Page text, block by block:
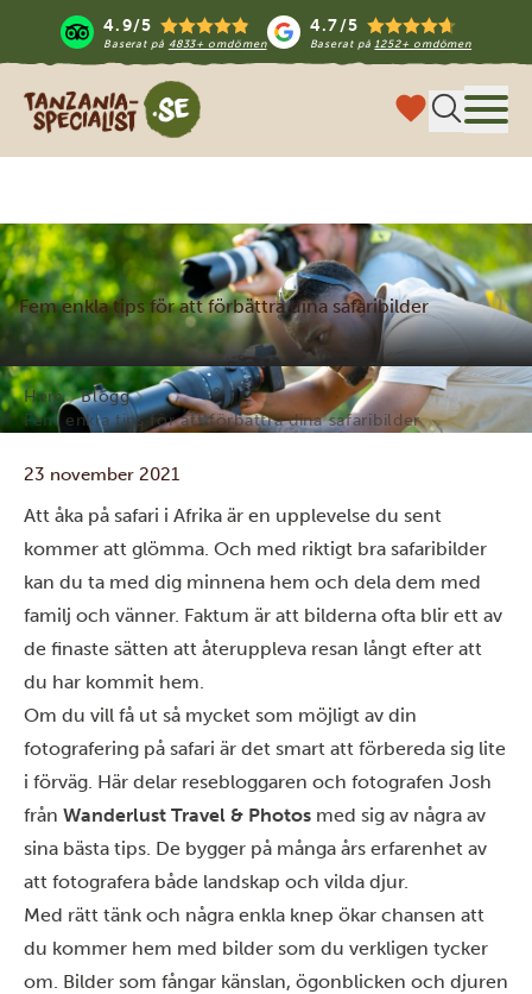
4.9/5
Baserat på 4833+ omdömen
4.7/5
Baserat på1252+ omdömen
Tanzania Specialist
Fem enkla tips för att förbättra dina safaribilder
Hem
Blogg
Fem enkla tips för att förbättra dina safaribilder
23 november 2021
Att åka på safari i Afrika är en upplevelse du sent
kommer att glömma. Och med riktigt bra safaribilder
kan du ta med dig minnena hem och dela dem med
familj och vänner. Faktum är att bilderna ofta blir ett av
de finaste sätten att återuppleva resan långt efter att
du har kommit hem.
Om du vill få ut så mycket som möjligt av din
fotografering på safari är det smart att förbereda sig lite
i förväg. Här delar resebloggaren och fotografen Josh
från Wanderlust Travel & Photos med sig av några av
sina bästa tips. De bygger på många års erfarenhet av
att fotografera både landskap och vilda djur.
Med rätt tänk och några enkla knep ökar chansen att
du kommer hem med bilder som du verkligen tycker
om. Bilder som fångar känslan, ögonblicken och djuren